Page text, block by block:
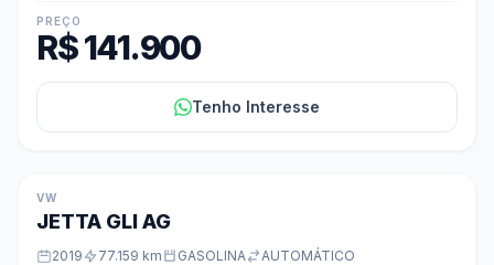
PREÇO
R$ 141.900
Tenho Interesse
VW
JETTA GLI AG
2019 77.159 km GASOLINA AUTOMÁTICO